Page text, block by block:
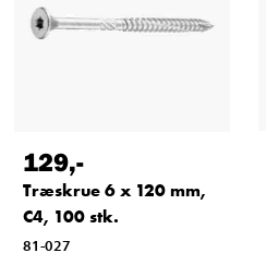
129,-
Træskrue 6 x 120 mm,
C4, 100 stk.
81-027